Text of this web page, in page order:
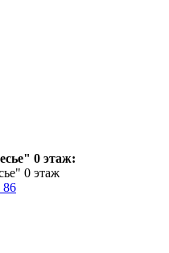
0 этаж:
0 этаж
86